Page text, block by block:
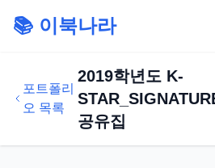
📚 이북나라
포트폴리
오 목록
2019학년도 K-
공유집